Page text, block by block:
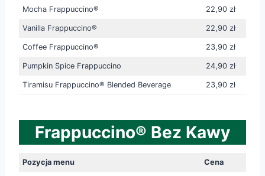
Mocha Frappuccino® 22,90 zł
Vanilla Frappuccino® 22,90 zł
Coffee Frappuccino® 23,90 zł
Pumpkin Spice Frappuccino 24,90 zł
Tiramisu Frappuccino® Blended Beverage 23,90 zł
Frappuccino® Bez Kawy
Pozycja menu Cena